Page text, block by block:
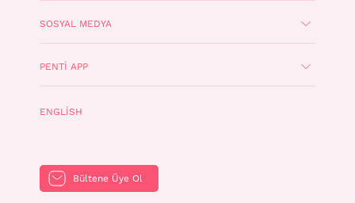
SOSYAL MEDYA
PENTI APP
ENGLISH
Bültene Üye Ol